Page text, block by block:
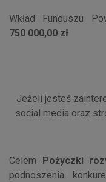
Wkład Funduszu
750 000,00 zł
Jeżeli jesteś
social media oraz
Celem Pożyczki
podnoszenia